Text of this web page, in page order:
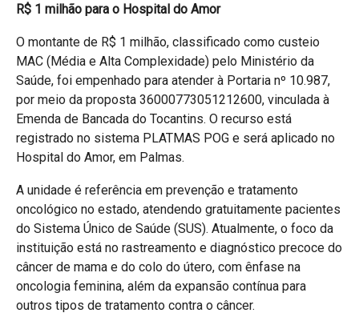
R$ 1 milhão para o Hospital do Amor
O montante de R$ 1 milhão, classificado como custeio
MAC (Média e Alta Complexidade) pelo Ministério da
Saúde, foi empenhado para atender à Portaria nº 10.987,
por meio da proposta 36000773051212600, vinculada à
Emenda de Bancada do Tocantins. O recurso está
registrado no sistema PLATMAS POG e será aplicado no
Hospital do Amor, em Palmas.
A unidade é referência em prevenção e tratamento
oncológico no estado, atendendo gratuitamente pacientes
do Sistema Único de Saúde (SUS). Atualmente, o foco da
instituição está no rastreamento e diagnóstico precoce do
câncer de mama e do colo do útero, com ênfase na
oncologia feminina, além da expansão contínua para
outros tipos de tratamento contra o câncer.